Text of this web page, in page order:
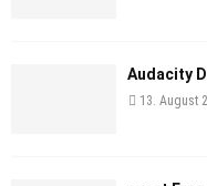
Audacity
13. August